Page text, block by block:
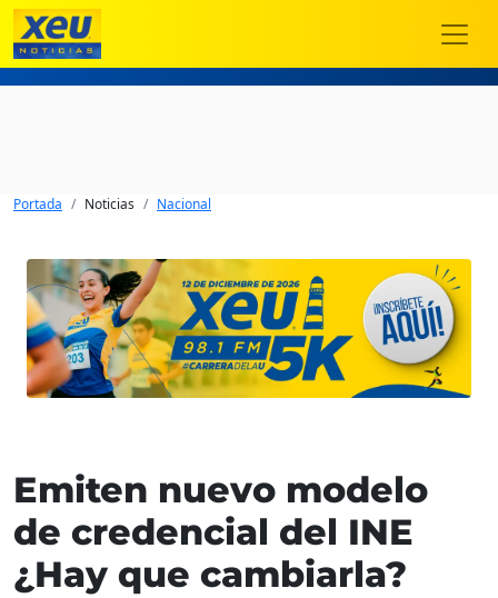
Portada Noticias Nacional
Emiten nuevo modelo
de credencial del INE
¿Hay que cambiarla?